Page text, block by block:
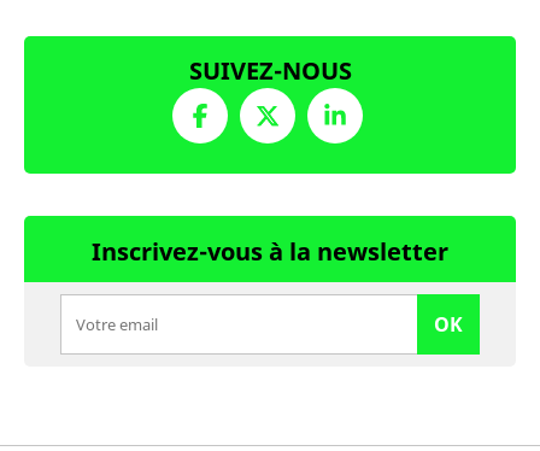
SUIVEZ-NOUS
Inscrivez-vous à la newsletter
OK